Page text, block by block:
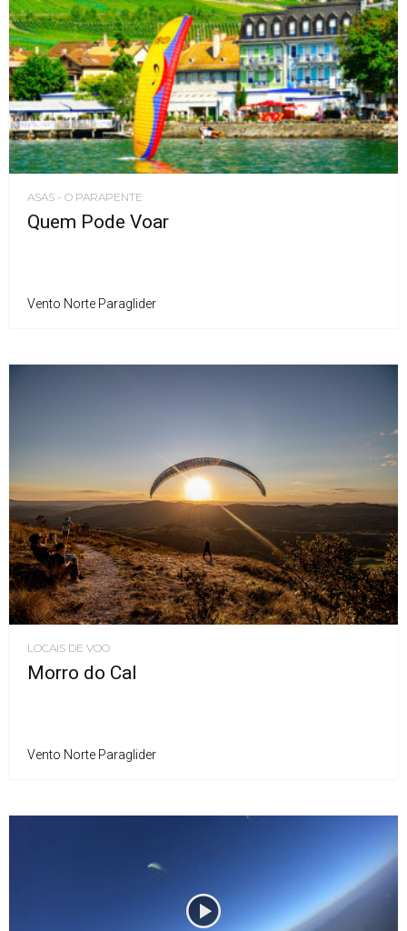
ASAS - O PARAPENTE
Quem Pode Voar
Vento Norte Paraglider
LOCAIS DE VOO
Morro do Cal
Vento Norte Paraglider